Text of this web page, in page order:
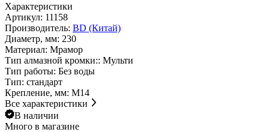
Характеристики
Артикул: 11158
Производитель: BD (Китай)
Диаметр, мм: 230
Материал: Мрамор
Тип алмазной кромки:: Мульти
Тип работы: Без воды
Тип: стандарт
Крепление, мм: M14
Все характеристики
В наличии
Много в магазине